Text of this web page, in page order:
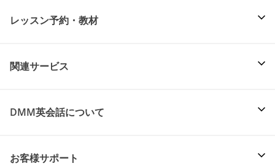
レッスン予約・教材
関連サービス
DMM英会話について
お客様サポート